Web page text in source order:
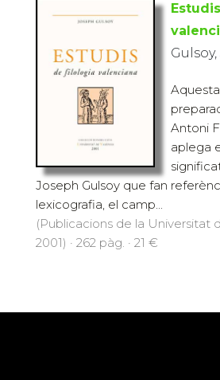
Antoni
aplega
Joseph Gulsoy que fan
lexicografia, el camp...
(Publicacions de la Universitat
2001) · 262 pàg. · 21 €